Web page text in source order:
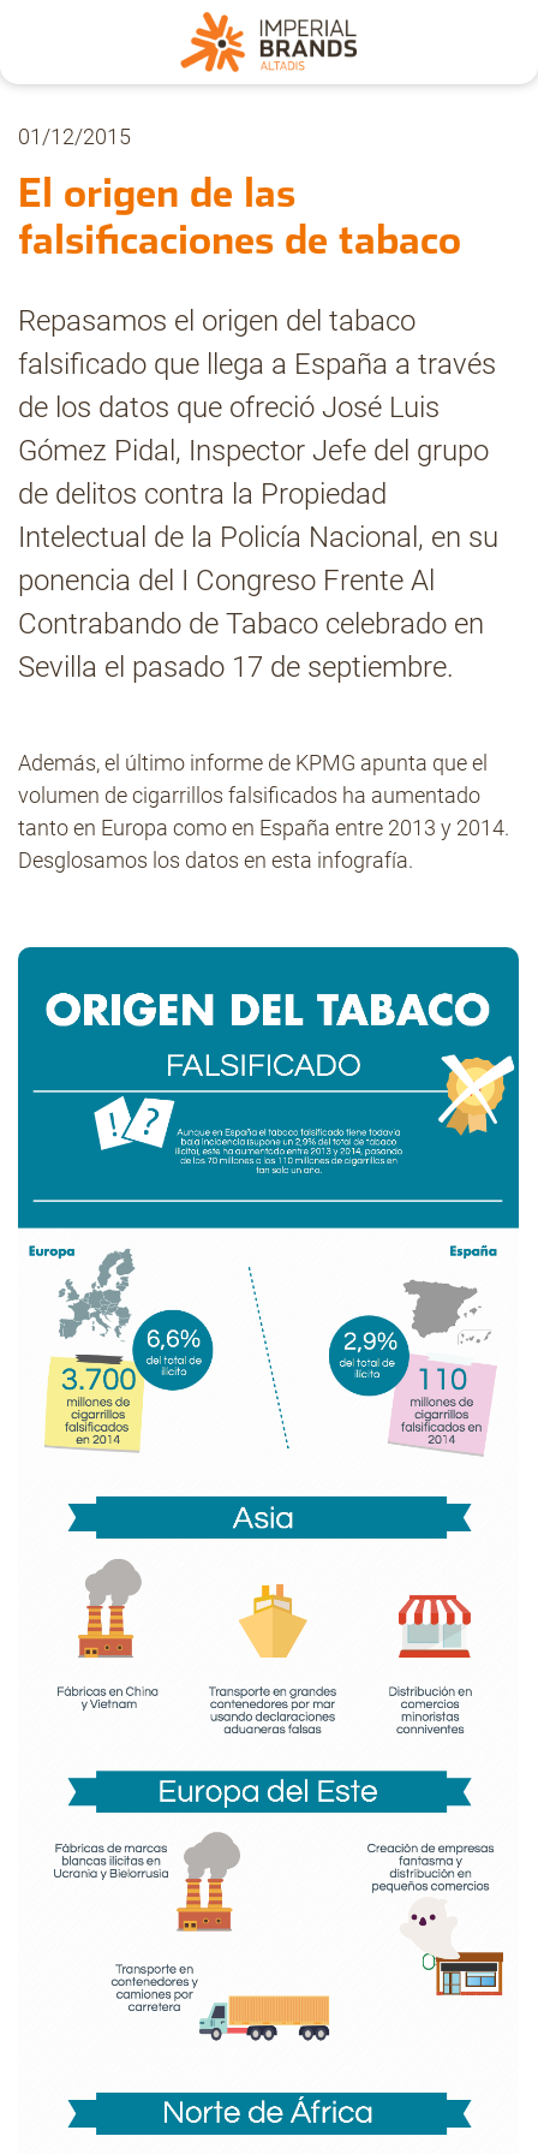
Nosotros
Secciones
Pregúntanos
Archivo
Estadísticas CMT
Contacto
01/12/2015
El origen de las
falsificaciones de tabaco
Repasamos el origen del tabaco
falsificado que llega a España a través
de los datos que ofreció José Luis
Gómez Pidal, Inspector Jefe del grupo
de delitos contra la Propiedad
Intelectual de la Policía Nacional, en su
ponencia del I Congreso Frente Al
Contrabando de Tabaco celebrado en
Sevilla el pasado 17 de septiembre.
Además, el último informe de KPMG apunta que el
volumen de cigarrillos falsificados ha aumentado
tanto en Europa como en España entre 2013 y 2014.
Desglosamos los datos en esta infografía.